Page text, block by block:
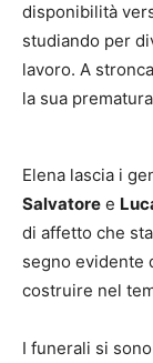
disponibilità
studiando per
lavoro. A
la sua
Elena lascia i
Salvatore e
di affetto che
segno evidente
costruire nel
I funerali si